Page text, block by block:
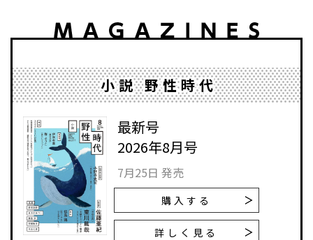
小説 野性時代
最新号
2026年8月号
7月25日 発売
購入する
詳しく見る